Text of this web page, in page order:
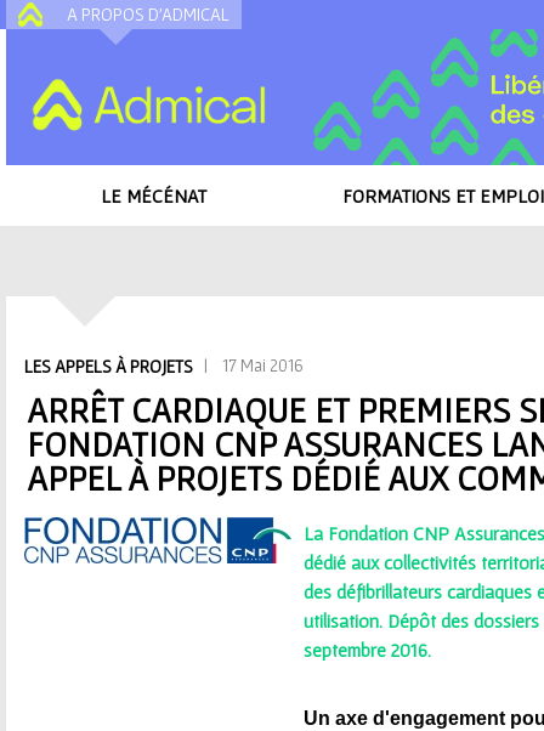
A PROPOS D'ADMICAL
LE MÉCÉNAT FORMATIONS ET
LES APPELS À PROJETS | 17 Mai 2016
ARRÊT CARDIAQUE ET PREMIERS
FONDATION CNP ASSURANCES
APPEL À PROJETS DÉDIÉ AUX
La Fondation CNP
dédié aux collectivités
des défibrillateurs cardiaques
utilisation. Dépôt des
septembre 2016.
Un axe d'engagement